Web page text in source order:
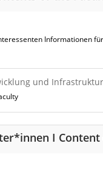
Informationen
und
I